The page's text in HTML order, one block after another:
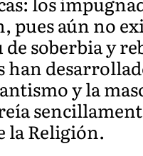
pues aún no
soberbia y
han
y la
la Religión.